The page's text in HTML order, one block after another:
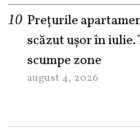
Prețurile
scăzut ușor în iulie.
scumpe zone
august 4, 2026